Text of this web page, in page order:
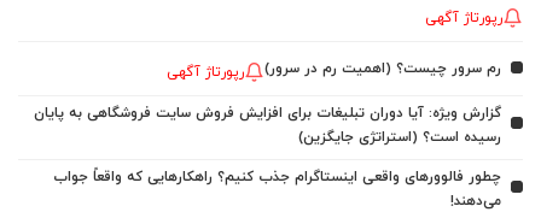
رپورتاژ آگهی
رم سرور چیست؟ (اهمیت رم در سرور) رپورتاژ آگهی
گزارش ویژه: آیا دوران تبلیغات برای افزایش فروش سایت فروشگاهی به پایان
رسیده است؟ (استراتژی جایگزین)
چطور فالوورهای واقعی اینستاگرام جذب کنیم؟ راهکارهایی که واقعاً جواب
می‌دهند!